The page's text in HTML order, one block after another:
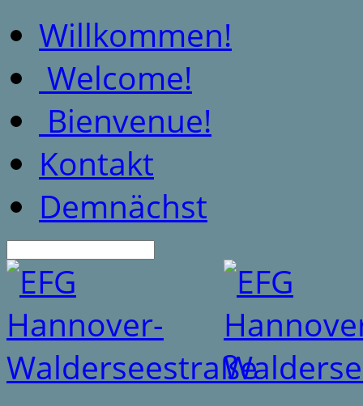
Willkommen!
Welcome!
Bienvenue!
Kontakt
Demnächst